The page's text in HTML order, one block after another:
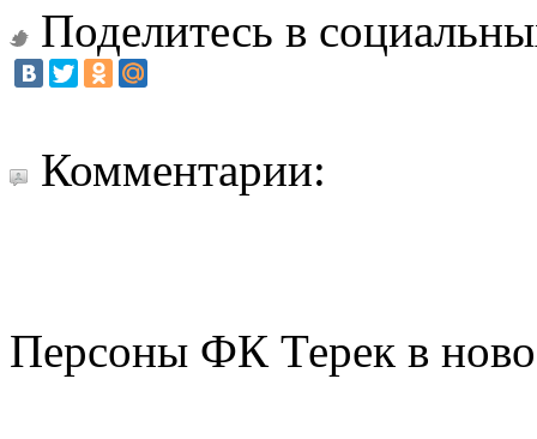
Поделитесь в
Комментарии:
Персоны ФК Терек в